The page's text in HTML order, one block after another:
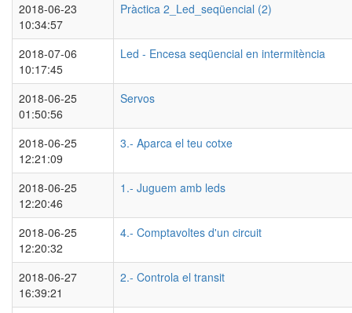
2018-06-23
10:34:57
Pràctica 2_Led_seqüencial (2)
2018-07-06
10:17:45
Led - Encesa seqüencial en intermitència
2018-06-25
01:50:56
Servos
2018-06-25
12:21:09
3.- Aparca el teu cotxe
2018-06-25
12:20:46
1.- Juguem amb leds
2018-06-25
12:20:32
4.- Comptavoltes d'un circuit
2018-06-27
16:39:21
2.- Controla el transit